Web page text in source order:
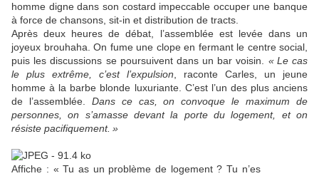
homme digne dans son costard impeccable occuper une banque
à force de chansons, sit-in et distribution de tracts.
Après deux heures de débat, l’assemblée est levée dans un
joyeux brouhaha. On fume une clope en fermant le centre social,
puis les discussions se poursuivent dans un bar voisin. « Le cas
le plus extrême, c’est l’expulsion, raconte Carles, un jeune
homme à la barbe blonde luxuriante. C’est l’un des plus anciens
de l’assemblée. Dans ce cas, on convoque le maximum de
personnes, on s’amasse devant la porte du logement, et on
résiste pacifiquement. »
Affiche : « Tu as un problème de logement ? Tu n’es